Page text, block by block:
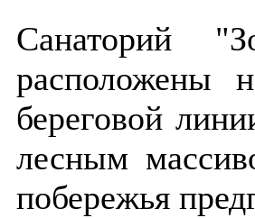
Санаторий
расположены
береговой
лесным
побережья